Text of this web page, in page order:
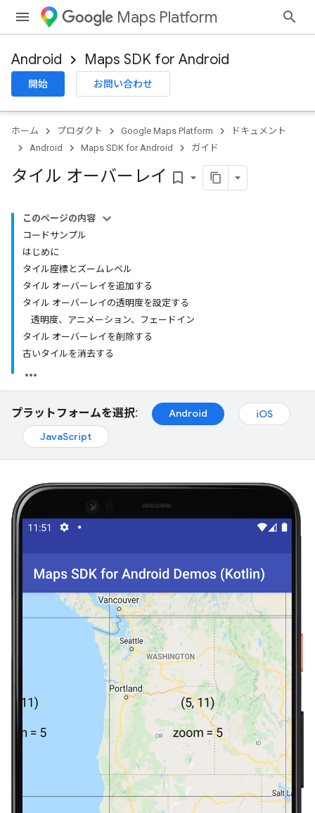
Maps Platform
Android Maps SDK for Android
開始 お問い合わせ
ホーム プロダクト Google Maps Platform
ドキュメント
Android
Maps SDK for Android ガイド
タイル オーバーレイ bookmark_border
このページの内容
コードサンプル
はじめに
タイル座標とズームレベル
タイル オーバーレイを追加する
タイル オーバーレイの透明度を設定する
透明度、アニメーション、フェードイン
タイル オーバーレイを削除する
古いタイルを消去する
プラットフォームを選択: Android
iOS
JavaScript